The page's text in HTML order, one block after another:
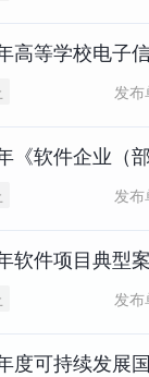
高等学校电子
发
《软件企业（
发
软件项目典型
发
度可持续发展